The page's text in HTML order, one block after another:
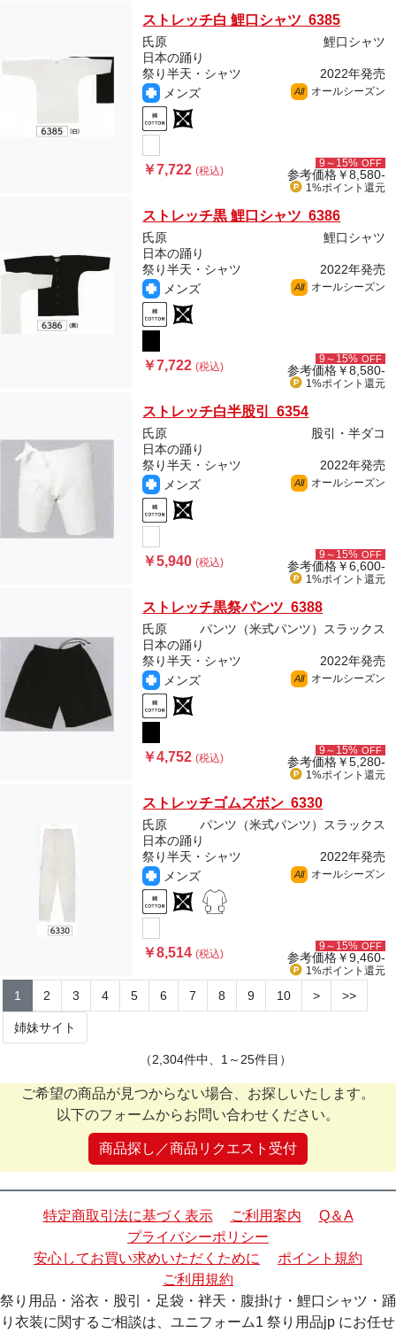
ストレッチ白 鯉口シャツ 6385
氏原
鯉口シャツ
日本の踊り
祭り半天・シャツ
2022年発売
メンズ
All オールシーズン
￥7,722(税込)
9～15% OFF
参考価格￥8,580-
1%ポイント 還元
ストレッチ黒 鯉口シャツ 6386
氏原
鯉口シャツ
日本の踊り
祭り半天・シャツ
2022年発売
メンズ
All オールシーズン
￥7,722(税込)
9～15% OFF
参考価格￥8,580-
1%ポイント 還元
ストレッチ白半股引 6354
氏原
股引・半ダコ
日本の踊り
祭り半天・シャツ
2022年発売
メンズ
All オールシーズン
￥5,940(税込)
9～15% OFF
参考価格￥6,600-
1%ポイント 還元
ストレッチ黒祭パンツ 6388
氏原
パンツ（米式パンツ）スラックス
日本の踊り
祭り半天・シャツ
2022年発売
メンズ
All オールシーズン
￥4,752(税込)
9～15% OFF
参考価格￥5,280-
1%ポイント 還元
ストレッチゴムズボン 6330
氏原
パンツ（米式パンツ）スラックス
日本の踊り
祭り半天・シャツ
2022年発売
メンズ
All オールシーズン
￥8,514(税込)
9～15% OFF
参考価格￥9,460-
1%ポイント 還元
1 2 3 4 5 6 7 8 9 10 > >>
姉妹サイト
（2,304件中、1～25件目）
ご希望の商品が見つからない場合、お探しいたします。
以下のフォームからお問い合わせください。
商品探し／商品リクエスト受付
特定商取引法に基づく表示 ご利用案内
Q＆A
プライバシーポリシー
安心してお買い求めいただくために
ポイント規約
ご利用規約
祭り用品・浴衣・股引・足袋・袢天・腹掛け・鯉口シャツ・踊
り衣装に関するご相談は、ユニフォーム1 祭り用品jp にお任せ